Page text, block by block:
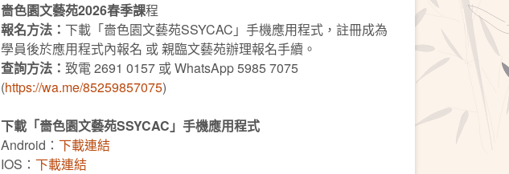
嗇色園文藝苑2026春季課程
報名方法： 下載「嗇色園文藝苑SSYCAC」手機應用程式，註冊成為
學員後於應用程式內報名 或 親臨文藝苑辦理報名手續。
查詢方法： 致電 2691 0157 或 WhatsApp 5985 7075
(https://wa.me/85259857075)
下載「嗇色園文藝苑SSYCAC」手機應用程式
Android： 下載連結
IOS： 下載連結